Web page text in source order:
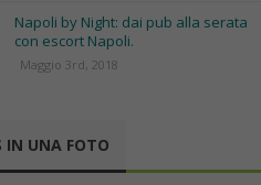
Napoli by Night: dai pub alla serata
con escort Napoli.
Maggio 3rd, 2018
IN UNA FOTO